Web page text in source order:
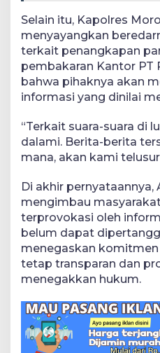
Selain itu, Kapolres
menyayangkan
terkait penangkapan
pembakaran Kantor PT
bahwa pihaknya akan
informasi yang dinilai
“Terkait suara-suara di
dalami. Berita-berita
mana, akan kami
Di akhir pernyataannya,
mengimbau
terprovokasi oleh
belum dapat
menegaskan
tetap transparan dan
menegakkan hukum.